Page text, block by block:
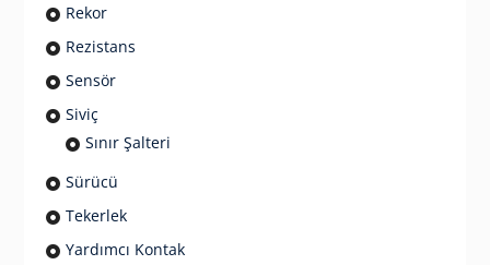
Rekor
Rezistans
Sensör
Siviç
Sınır Şalteri
Sürücü
Tekerlek
Yardımcı Kontak